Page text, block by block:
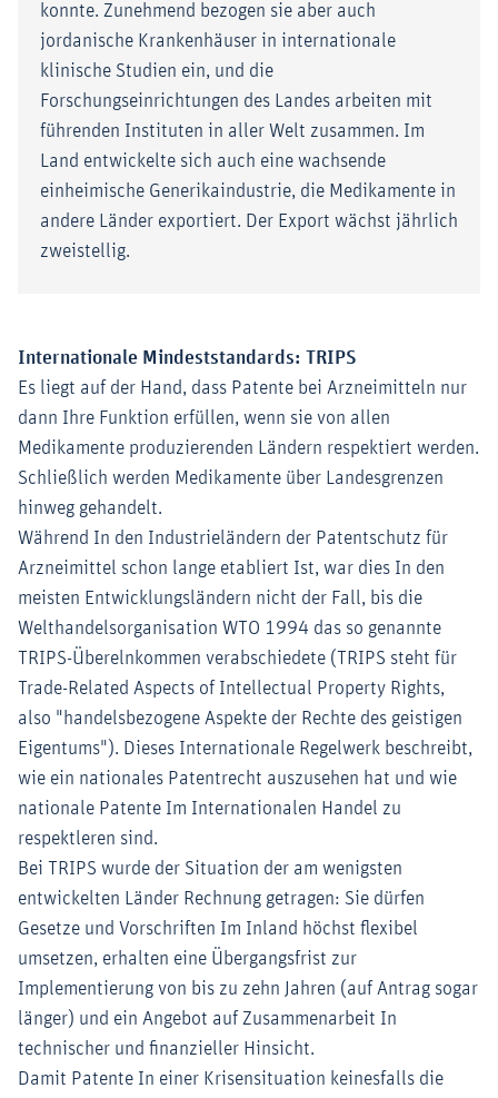
konnte. Zunehmend bezogen sie aber auch
jordanische Krankenhäuser in internationale
klinische Studien ein, und die
Forschungseinrichtungen des Landes arbeiten mit
führenden Instituten in aller Welt zusammen. Im
Land entwickelte sich auch eine wachsende
einheimische Generikaindustrie, die Medikamente in
andere Länder exportiert. Der Export wächst jährlich
zweistellig.
Internationale Mindeststandards: TRIPS
Es liegt auf der Hand, dass Patente bei Arzneimitteln nur
dann Ihre Funktion erfüllen, wenn sie von allen
Medikamente produzierenden Ländern respektiert werden.
Schließlich werden Medikamente über Landesgrenzen
hinweg gehandelt.
Während In den Industrieländern der Patentschutz für
Arzneimittel schon lange etabliert Ist, war dies In den
meisten Entwicklungsländern nicht der Fall, bis die
Welthandelsorganisation WTO 1994 das so genannte
TRIPS-Überelnkommen verabschiedete (TRIPS steht für
Trade-Related Aspects of Intellectual Property Rights,
also "handelsbezogene Aspekte der Rechte des geistigen
Eigentums"). Dieses Internationale Regelwerk beschreibt,
wie ein nationales Patentrecht auszusehen hat und wie
nationale Patente Im Internationalen Handel zu
respektleren sind.
Bei TRIPS wurde der Situation der am wenigsten
entwickelten Länder Rechnung getragen: Sie dürfen
Gesetze und Vorschriften Im Inland höchst flexibel
umsetzen, erhalten eine Übergangsfrist zur
Implementierung von bis zu zehn Jahren (auf Antrag sogar
länger) und ein Angebot auf Zusammenarbeit In
technischer und finanzieller Hinsicht.
Damit Patente In einer Krisensituation keinesfalls die